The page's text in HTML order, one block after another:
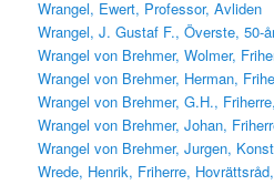
Wrangel, Ewert, Professor, Avliden
Wrangel, J. Gustaf F., Överste, 50-
Wrangel von Brehmer, Wolmer,
Wrangel von Brehmer, Herman,
Wrangel von Brehmer, G.H.,
Wrangel von Brehmer, Johan,
Wrangel von Brehmer, Jurgen,
Wrede, Henrik, Friherre,